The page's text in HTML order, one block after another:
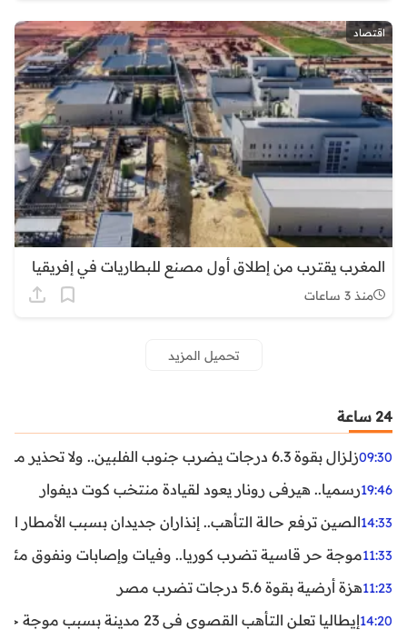
اقتصاد
المغرب يقترب من إطلاق أول مصنع للبطاريات في إفريقيا
منذ 3 ساعات
تحميل المزيد
24 ساعة
09:30زلزال بقوة 6.3 درجات يضرب جنوب الفلبين.. ولا تحذير من تسونامي حتى الآن
19:46رسميا.. هيرفي رونار يعود لقيادة منتخب كوت ديفوار
14:33الصين ترفع حالة التأهب.. إنذاران جديدان بسبب الأمطار
11:33موجة حر قاسية تضرب كوريا.. وفيات وإصابات ونفوق مئات
11:23هزة أرضية بقوة 5.6 درجات تضرب مصر
14:20إيطاليا تعلن التأهب القصوى في 23 مدينة بسبب موجة حر شديدة